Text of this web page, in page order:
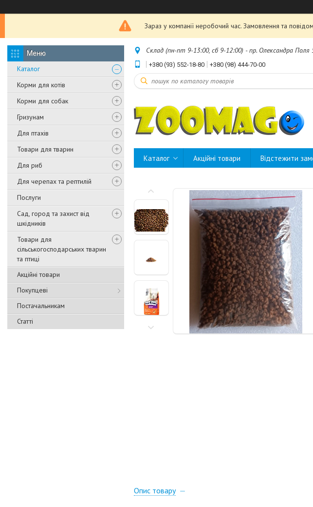
Зараз у компанії неробочий час. Замовлення та
Каталог
Корми для котів
Корми для собак
Гризунам
Для птахів
Товари для тварин
Для риб
Для черепах та рептилій
Послуги
Сад, город та захист від
шкідників
Товари для
сільськогосподарських тварин
та птиці
Акційні товари
Покупцеві
Постачальникам
Статті
Склад (пн-пт 9-13:00, сб 9-12:00) - пр. Олександра Поля
+380 (93) 552-18-80 +380 (98) 444-70-00
Каталог Акційні товари Відстежити
Опис товару